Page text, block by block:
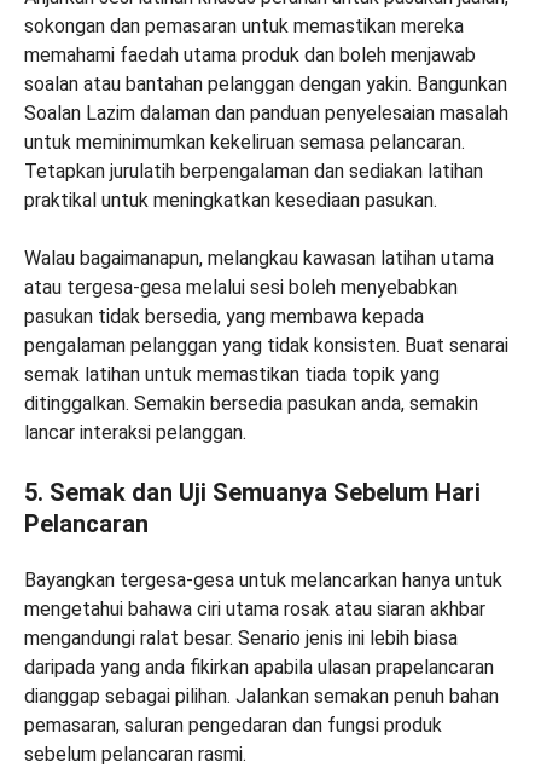
sokongan dan pemasaran untuk memastikan mereka
memahami faedah utama produk dan boleh menjawab
soalan atau bantahan pelanggan dengan yakin. Bangunkan
Soalan Lazim dalaman dan panduan penyelesaian masalah
untuk meminimumkan kekeliruan semasa pelancaran.
Tetapkan jurulatih berpengalaman dan sediakan latihan
praktikal untuk meningkatkan kesediaan pasukan.
Walau bagaimanapun, melangkau kawasan latihan utama
atau tergesa-gesa melalui sesi boleh menyebabkan
pasukan tidak bersedia, yang membawa kepada
pengalaman pelanggan yang tidak konsisten. Buat senarai
semak latihan untuk memastikan tiada topik yang
ditinggalkan. Semakin bersedia pasukan anda, semakin
lancar interaksi pelanggan.
5. Semak dan Uji Semuanya Sebelum Hari
Pelancaran
Bayangkan tergesa-gesa untuk melancarkan hanya untuk
mengetahui bahawa ciri utama rosak atau siaran akhbar
mengandungi ralat besar. Senario jenis ini lebih biasa
daripada yang anda fikirkan apabila ulasan prapelancaran
dianggap sebagai pilihan. Jalankan semakan penuh bahan
pemasaran, saluran pengedaran dan fungsi produk
sebelum pelancaran rasmi.